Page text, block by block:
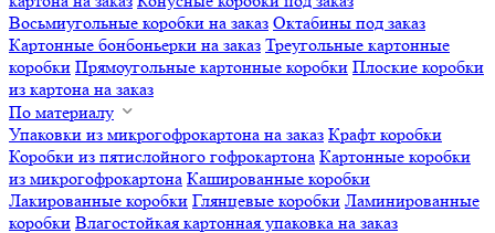
Восьмиугольные коробки на заказ Октабины под заказ
Картонные бонбоньерки на заказ Треугольные картонные
коробки Прямоугольные картонные коробки Плоские коробки
из картона на заказ
По материалу
Упаковки из микрогофрокартона на заказ Крафт коробки
Коробки из пятислойного гофрокартона Картонные коробки
из микрогофрокартона Кашированные коробки
Лакированные коробки Глянцевые коробки Ламинированные
коробки Влагостойкая картонная упаковка на заказ